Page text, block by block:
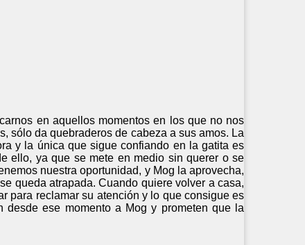
en aquellos momentos en los que no nos
sólo da quebraderos de cabeza a sus amos. La
y la única que sigue confiando en la gatita es
ello, ya que se mete en medio sin querer o se
nuestra oportunidad, y Mog la aprovecha,
queda atrapada. Cuando quiere volver a casa,
para reclamar su atención y lo que consigue es
ese momento a Mog y prometen que la